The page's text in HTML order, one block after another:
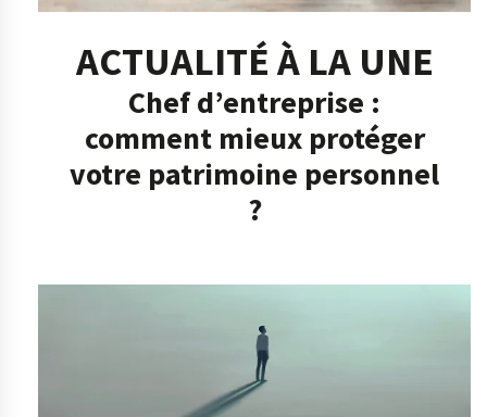
ACTUALITÉ À LA UNE
Chef d’entreprise :
comment mieux protéger
votre patrimoine personnel
?